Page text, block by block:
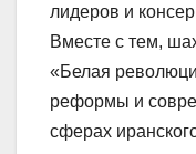
лидеров и
Вместе с тем,
«Белая
реформы и
сферах